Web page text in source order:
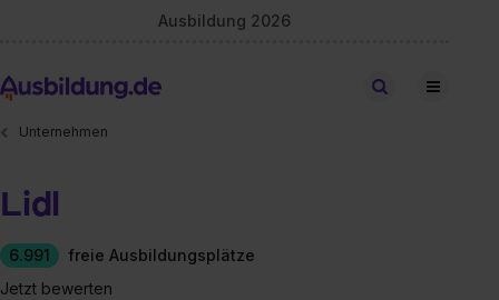
Ausbildung 2026
Stellen finden
Unternehmen
Lidl
6.991
freie Ausbildungsplätze
Jetzt bewerten